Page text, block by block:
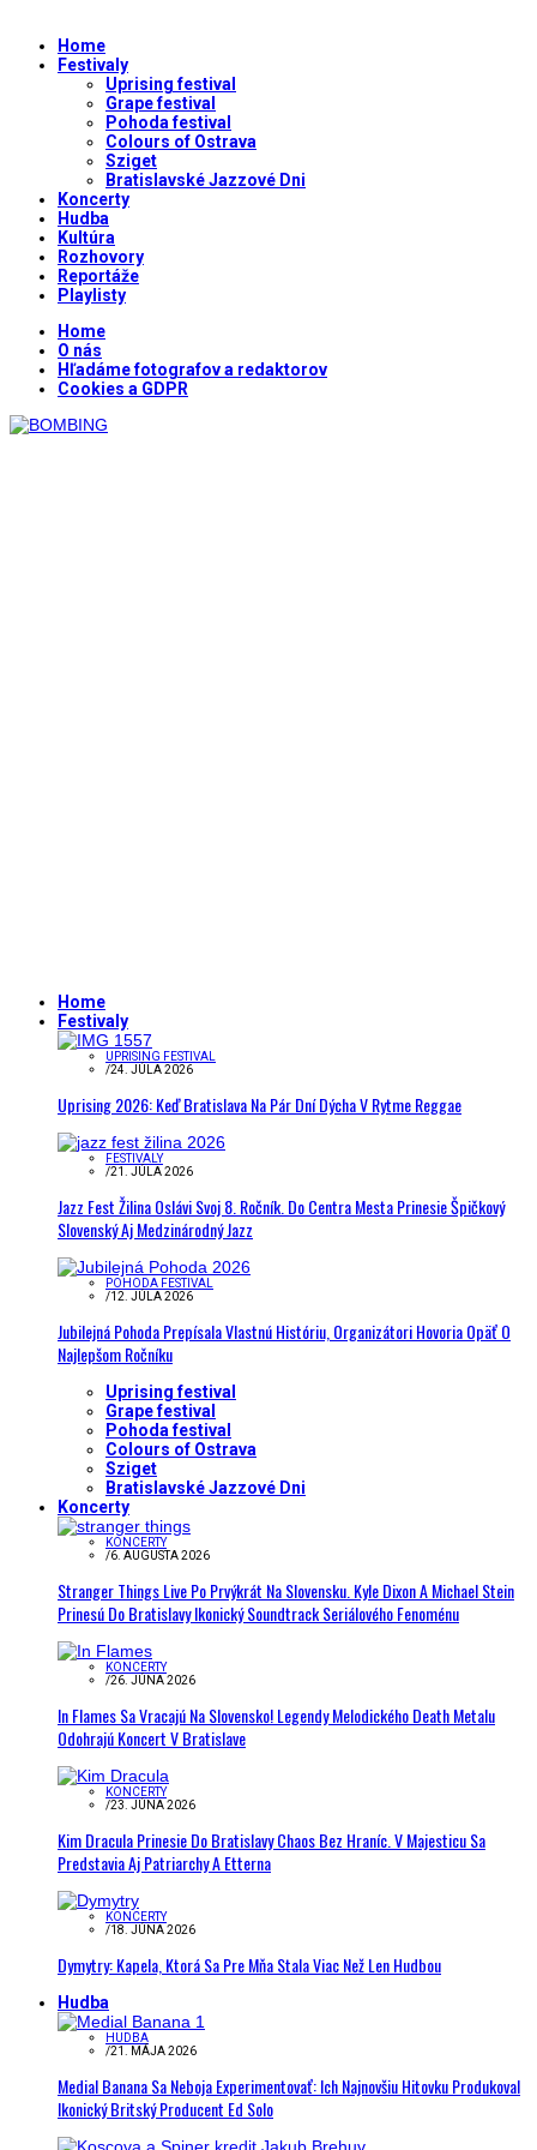
Home
Festivaly
Uprising festival
Grape festival
Pohoda festival
Colours of Ostrava
Sziget
Bratislavské Jazzové Dni
Koncerty
Hudba
Kultúra
Rozhovory
Reportáže
Playlisty
Home
O nás
Hľadáme fotografov a redaktorov
Cookies a GDPR
Home
Festivaly
UPRISING FESTIVAL
/24. JÚLA 2026
Uprising 2026: Keď Bratislava Na Pár Dní Dýcha V Rytme Reggae
FESTIVALY
/21. JÚLA 2026
Jazz Fest Žilina Oslávi Svoj 8. Ročník. Do Centra Mesta Prinesie Špičkový
Slovenský Aj Medzinárodný Jazz
POHODA FESTIVAL
/12. JÚLA 2026
Jubilejná Pohoda Prepísala Vlastnú Históriu, Organizátori Hovoria Opäť O
Najlepšom Ročníku
Uprising festival
Grape festival
Pohoda festival
Colours of Ostrava
Sziget
Bratislavské Jazzové Dni
Koncerty
KONCERTY
/6. AUGUSTA 2026
Stranger Things Live Po Prvýkrát Na Slovensku. Kyle Dixon A Michael Stein
Prinesú Do Bratislavy Ikonický Soundtrack Seriálového Fenoménu
KONCERTY
/26. JÚNA 2026
In Flames Sa Vracajú Na Slovensko! Legendy Melodického Death Metalu
Odohrajú Koncert V Bratislave
KONCERTY
/23. JÚNA 2026
Kim Dracula Prinesie Do Bratislavy Chaos Bez Hraníc. V Majesticu Sa
Predstavia Aj Patriarchy A Etterna
KONCERTY
/18. JÚNA 2026
Dymytry: Kapela, Ktorá Sa Pre Mňa Stala Viac Než Len Hudbou
Hudba
HUDBA
/21. MÁJA 2026
Medial Banana Sa Neboja Experimentovať: Ich Najnovšiu Hitovku Produkoval
Ikonický Britský Producent Ed Solo